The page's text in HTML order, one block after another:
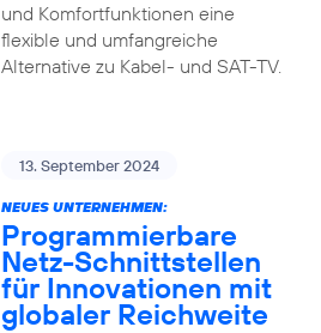
und Komfortfunktionen eine
flexible und umfangreiche
Alternative zu Kabel- und SAT-TV.
13. September 2024
NEUES UNTERNEHMEN:
Programmierbare
Netz-Schnittstellen
für Innovationen mit
globaler Reichweite